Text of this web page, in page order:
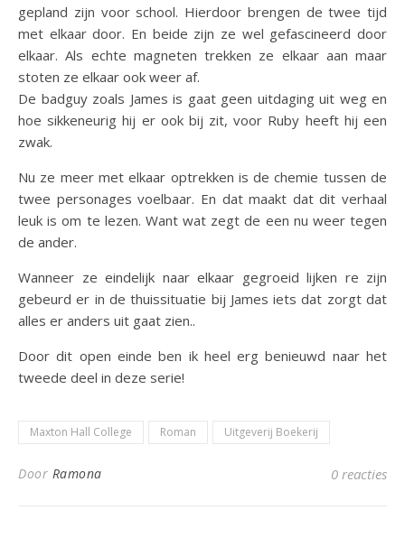
gepland zijn voor school. Hierdoor brengen de twee tijd
met elkaar door. En beide zijn ze wel gefascineerd door
elkaar. Als echte magneten trekken ze elkaar aan maar
stoten ze elkaar ook weer af.
De badguy zoals James is gaat geen uitdaging uit weg en
hoe sikkeneurig hij er ook bij zit, voor Ruby heeft hij een
zwak.
Nu ze meer met elkaar optrekken is de chemie tussen de
twee personages voelbaar. En dat maakt dat dit verhaal
leuk is om te lezen. Want wat zegt de een nu weer tegen
de ander.
Wanneer ze eindelijk naar elkaar gegroeid lijken re zijn
gebeurd er in de thuissituatie bij James iets dat zorgt dat
alles er anders uit gaat zien..
Door dit open einde ben ik heel erg benieuwd naar het
tweede deel in deze serie!
Maxton Hall College Roman Uitgeverij Boekerij
Door Ramona 0 reacties